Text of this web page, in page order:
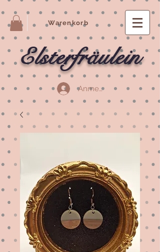
Warenkorb
Elsterfräulein
Anmelden